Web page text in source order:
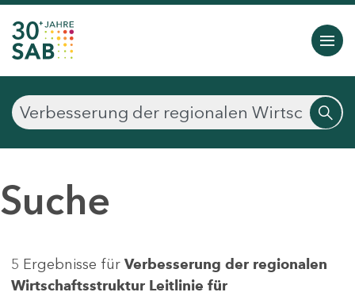
Suche
5 Ergebnisse für Verbesserung der regionalen
Wirtschaftsstruktur Leitlinie für